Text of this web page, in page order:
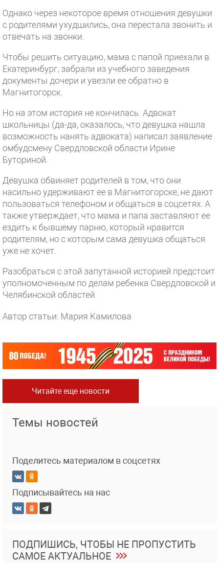
Однако через некоторое время отношения девушки
с родителями ухудшились, она перестала звонить и
отвечать на звонки.
Чтобы решить ситуацию, мама с папой приехали в
Екатеринбург, забрали из учебного заведения
документы дочери и увезли ее обратно в
Магнитогорск.
Но на этом история не кончилась. Адвокат
школьницы (да-да, оказалось, что девушка нашла
возможность нанять адвоката) написал заявление
омбудсмену Свердловской области Ирине
Буториной.
Девушка обвиняет родителей в том, что они
насильно удерживают ее в Магнитогорске, не дают
пользоваться телефоном и общаться в соцсетях. А
также утверждает, что мама и папа заставляют ее
ездить к бывшему парню, который нравится
родителям, но с которым сама девушка общаться
уже не хочет.
Разобраться с этой запутанной историей предстоит
уполномоченным по делам ребенка Свердловской и
Челябинской областей.
Автор статьи: Мария Камилова
Читайте еще новости
Темы новостей
Поделитесь материалом в соцсетях
Подписывайтесь на нас
ПОДПИШИСЬ, ЧТОБЫ НЕ ПРОПУСТИТЬ
САМОЕ АКТУАЛЬНОЕ